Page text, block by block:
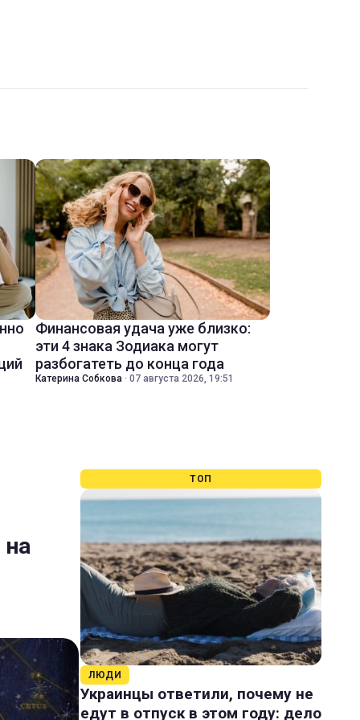
Финансовая удача уже близко:
эти 4 знака Зодиака могут
разбогатеть до конца года
Катерина Собкова · 07 августа 2026, 19:51
на
ТОП
ЛЮДИ
Украинцы ответили, почему не
едут в отпуск в этом году: дело